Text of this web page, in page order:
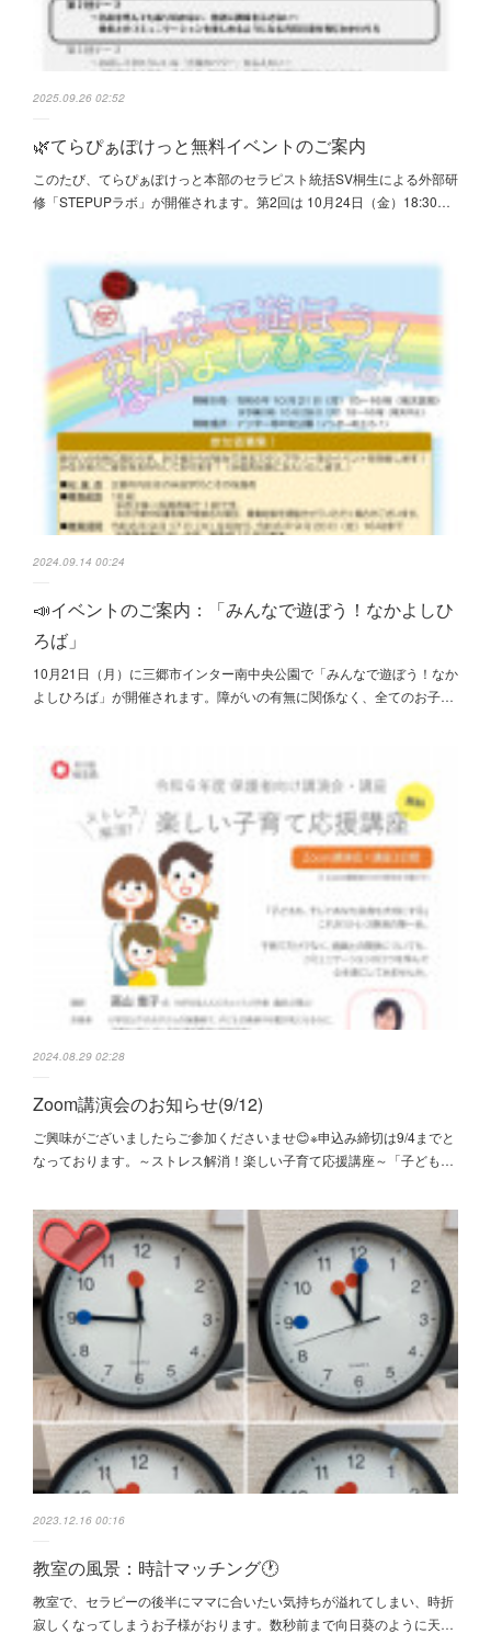
2025.09.26 02:52
🌿てらぴぁぽけっと無料イベントのご案内
このたび、てらぴぁぽけっと本部のセラピスト統括SV桐生による外部研
修「STEPUPラボ」が開催されます。第2回は 10月24日（金）18:30…
2024.09.14 00:24
📣イベントのご案内：「みんなで遊ぼう！なかよしひ
ろば」
10月21日（月）に三郷市インター南中央公園で「みんなで遊ぼう！なか
よしひろば」が開催されます。障がいの有無に関係なく、全てのお子…
2024.08.29 02:28
Zoom講演会のお知らせ(9/12)
ご興味がございましたらご参加くださいませ😊※申込み締切は9/4までと
なっております。～ストレス解消！楽しい子育て応援講座～「子ども…
2023.12.16 00:16
教室の風景：時計マッチング🕐
教室で、セラピーの後半にママに合いたい気持ちが溢れてしまい、時折
寂しくなってしまうお子様がおります。数秒前まで向日葵のように天…